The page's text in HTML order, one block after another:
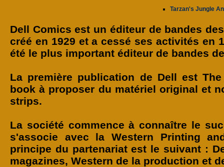
Tarzan's Jungle
Dell Comics est un éditeur de bandes
créé en 1929 et a cessé ses activités en
été le plus important éditeur de bandes
La première publication de Dell est
book à proposer du matériel original et
strips.
La société commence à connaître le
s'associe avec la Western Printing
principe du partenariat est le suivant :
magazines, Western de la production et